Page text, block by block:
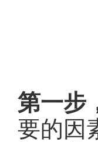
第一步
要的因